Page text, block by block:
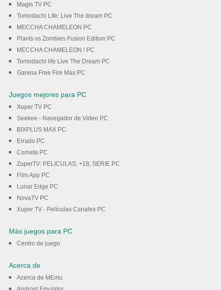
Magis TV PC
Tomodachi Life: Live The dream PC
MECCHA CHAMELEON PC
Plants vs Zombies Fusion Edition PC
MECCHA CHAMELEON ! PC
Tomodachi life Live The Dream PC
Garena Free Fire Max PC
Juegos mejores para PC
Xuper TV PC
Seekee - Navegador de Video PC
BIXPLUS MAX PC
Errado PC
Cometa PC
ZuperTV: PELICULAS, +18, SERIE PC
Film App PC
Lunar Edge PC
NovaTV PC
Xuper TV - Películas Canales PC
Más juegos para PC
Centro de juego
Acerca de
Acerca de MEmu